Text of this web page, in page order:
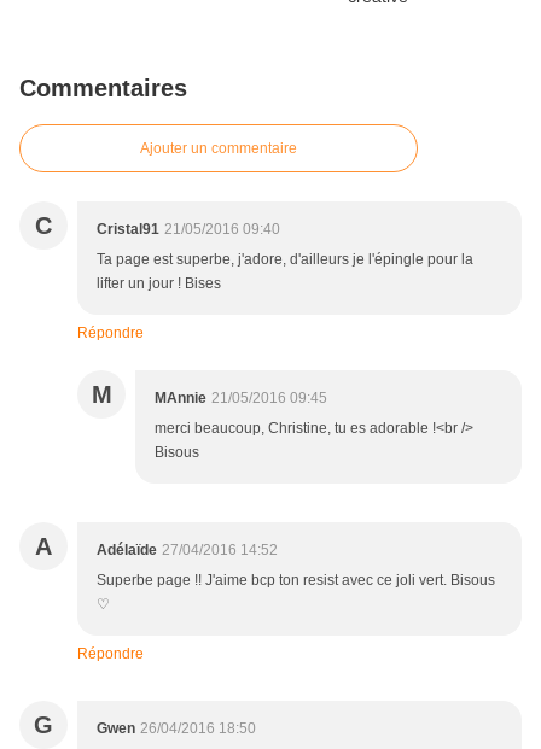
Commentaires
Ajouter un commentaire
C Cristal91 21/05/2016 09:40
Ta page est superbe, j'adore, d'ailleurs je l'épingle pour la
lifter un jour ! Bises
Répondre
M MAnnie 21/05/2016 09:45
merci beaucoup, Christine, tu es adorable !<br />
Bisous
A Adélaïde 27/04/2016 14:52
Superbe page !! J'aime bcp ton resist avec ce joli vert. Bisous
♡
Répondre
G Gwen 26/04/2016 18:50